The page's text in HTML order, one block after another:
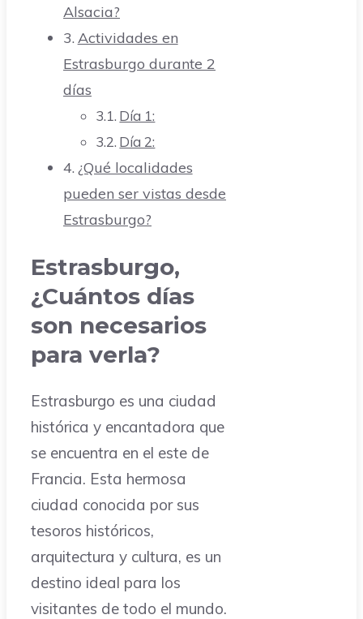
Alsacia?
Actividades en
Estrasburgo durante 2
días
Día 1:
Día 2:
¿Qué localidades
pueden ser vistas desde
Estrasburgo?
Estrasburgo,
¿Cuántos días
son necesarios
para verla?
Estrasburgo es una ciudad
histórica y encantadora que
se encuentra en el este de
Francia. Esta hermosa
ciudad conocida por sus
tesoros históricos,
arquitectura y cultura, es un
destino ideal para los
visitantes de todo el mundo.